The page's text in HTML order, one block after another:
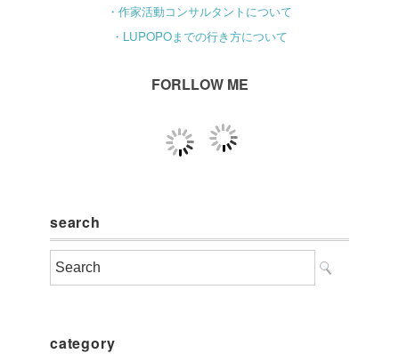
・作家活動コンサルタントについて
・LUPOPOまでの行き方について
FORLLOW ME
search
category